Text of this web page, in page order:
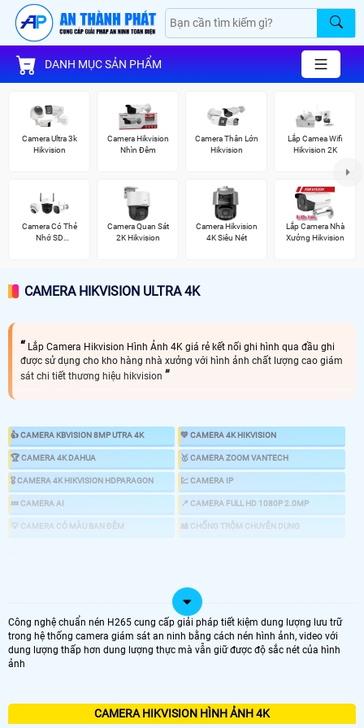
DANH MỤC SẢN PHẨM
Camera Ultra 3k
Hikvision
Camera Hikvision
Nhìn Đêm
Camera Thân Lớn
Hikvision
Lắp Camea Wifi
Hikvision 2K
Camera Có Thẻ
Nhớ SD
Camera Quan Sát
2K Hikvision
Camera Hikvision
4K Siêu Nét
Lắp Camera Nhà
Xưởng Hikvision
CAMERA HIKVISION ULTRA 4K
Lắp Camera Hikvision Hình Ảnh 4K giá rẻ kết nối ghi hình qua đầu ghi
được sử dụng cho kho hàng nhà xưởng với hình ảnh chất lượng cao giám
sát chi tiết thương hiệu hikvision
👍 CAMERA KBVISION 8MP UTRA 4K 💛 CAMERA 4K HIKVISION
️🏆 CAMERA 4K DAHUA ️🥇 CAMERA ZOOM VANTECH
️🎖️ CAMERA 4K HIKVISION HDPARAGON 💹 CAMERA IP
💤 CAMERA AI 📍 CAMERA FULL HD 1080P 2.0MP
💡 CAMERA CÓ MÀU BAN ĐÊM 🎎 CHỐNG TRỘM CHUYÊN DỤNG
CAMERA 4K SẮT NÉT
GIÁ VÀ THÔNG TIN
Công nghệ chuẩn nén H265 cung cấp giải pháp tiết kiệm dung lượng lưu trữ
trong hệ thống camera giám sát an ninh bằng cách nén hình ảnh, video với
dung lượng thấp hơn dung lượng thực mà vẫn giữ được độ sắc nét của hình
ảnh
CAMERA HIKVISION HÌNH ẢNH 4K